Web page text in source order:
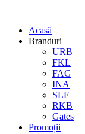
Acasă
Branduri
URB
FKL
FAG
INA
SLF
RKB
Gates
Promoții